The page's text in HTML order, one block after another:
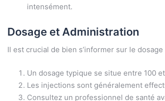
intensément.
Dosage et Administration
Il est crucial de bien s’informer sur le
Un dosage typique se situe entre 100
Les injections sont généralement
Consultez un professionnel de santé